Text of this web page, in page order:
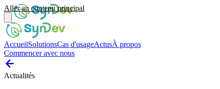
Aller au contenu principal
AccueilSolutionsCas d'usageActusÀ propos
Commencer avec nous
Actualités